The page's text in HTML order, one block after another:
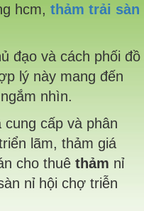
hcm, thảm trải sàn
đạo và cách phối đồ
lý này mang đến
nhìn.
cung cấp và phân
lãm, thảm giá
cho thuê thảm nỉ
nỉ hội chợ triễn